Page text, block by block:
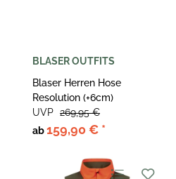
BLASER OUTFITS
Blaser Herren Hose
Resolution (+6cm)
ab159,90 € *
UVP 269,95 €